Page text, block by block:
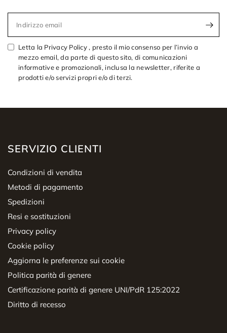
Indirizzo email
Letta la Privacy Policy , presto il mio consenso per l’invio a
mezzo email, da parte di questo sito, di comunicazioni
informative e promozionali, inclusa la newsletter, riferite a
prodotti e/o servizi propri e/o di terzi.
SERVIZIO CLIENTI
Condizioni di vendita
Metodi di pagamento
Spedizioni
Resi e sostituzioni
Privacy policy
Cookie policy
Aggiorna le preferenze sui cookie
Politica parità di genere
Certificazione parità di genere UNI/PdR 125:2022
Diritto di recesso